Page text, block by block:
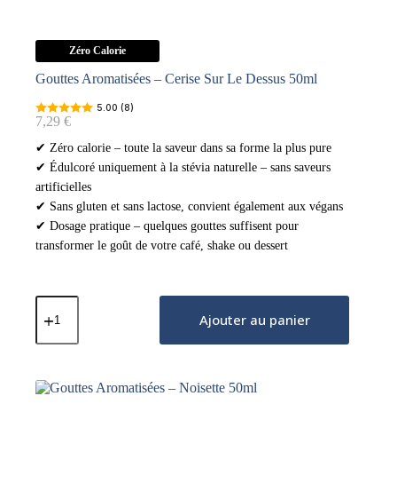
Zéro Calorie
Gouttes Aromatisées – Cerise Sur Le Dessus 50ml
5.00 (8)
7,29 €
✔ Zéro calorie – toute la saveur dans sa forme la plus pure
✔ Édulcoré uniquement à la stévia naturelle – sans saveurs
artificielles
✔ Sans gluten et sans lactose, convient également aux végans
✔ Dosage pratique – quelques gouttes suffisent pour
transformer le goût de votre café, shake ou dessert
quantité
Aromatisées
Cerise
Sur
Ajouter au panier